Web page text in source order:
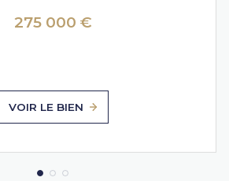
275 000 €
VOIR LE BIEN